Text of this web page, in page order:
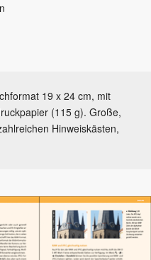
19 x 24 cm, mit
(115 g). Große,
Hinweiskästen,